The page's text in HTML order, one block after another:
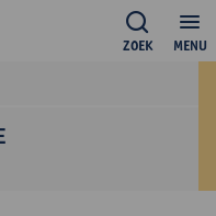
MENU
ZOEK